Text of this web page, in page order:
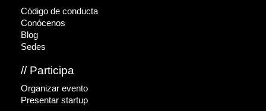
Código de conducta
Conócenos
Blog
Sedes
// Participa
Organizar evento
Presentar startup